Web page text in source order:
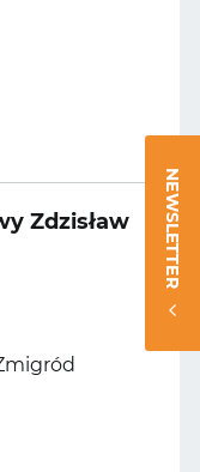
Zdzisław
NEWSLETTER